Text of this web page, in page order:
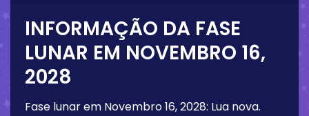
INFORMAÇÃO DA FASE
LUNAR EM NOVEMBRO 16,
2028
Fase lunar em Novembro 16, 2028: Lua nova.